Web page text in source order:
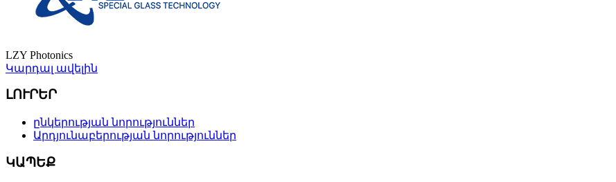
LZY Photonics
Կարդալ ավելին
ԼՈՒՐԵՐ
ընկերության նորություններ
Արդյունաբերության նորություններ
ԿԱՊԵՔ